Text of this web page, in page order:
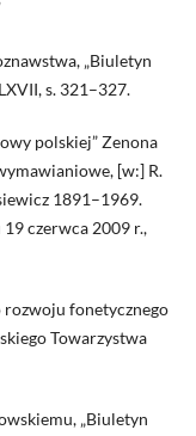
„Biuletyn
s. 321–327.
polskiej” Zenona
[w:] R.
1891–1969.
czerwca 2009 r.,
rozwoju fonetycznego
Towarzystwa
„Biuletyn